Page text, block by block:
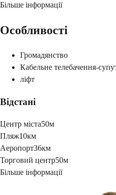
Більше інформації
Особливості
Громадянство
Кабельне телебачення-
ліфт
Відстані
Центр міста50м
Пляж10км
Аеропорт36км
Торговий центр50м
Більше інформації